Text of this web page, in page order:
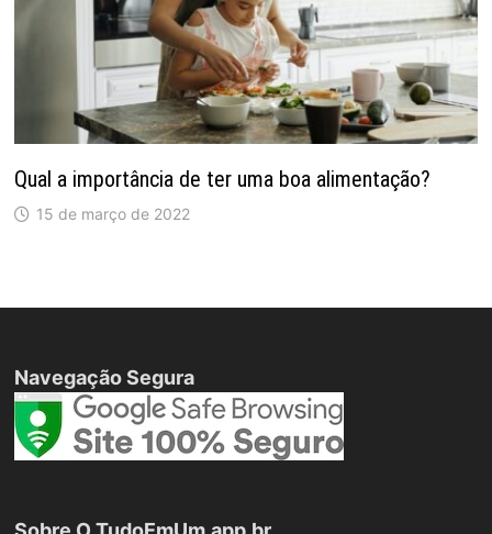
Qual a importância de ter uma boa alimentação?
15 de março de 2022
Navegação Segura